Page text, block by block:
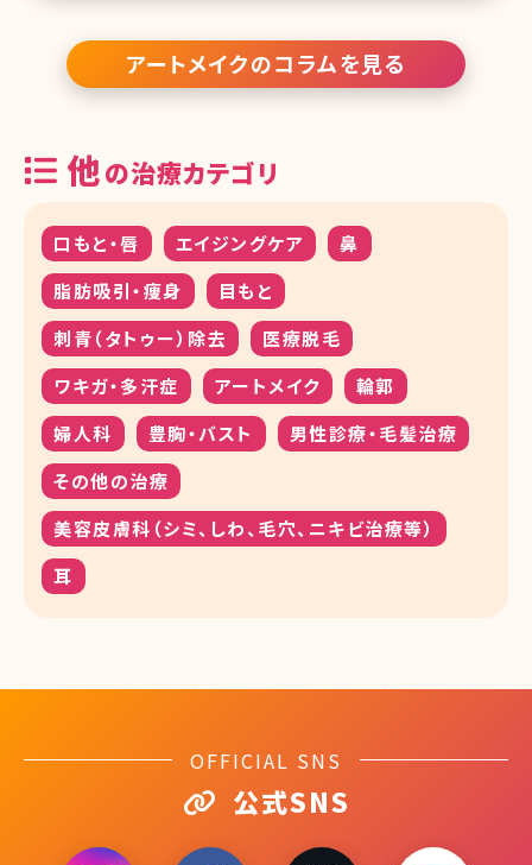
アートメイクのコラムを見る
他の治療カテゴリ
口もと・唇 エイジングケア
鼻
脂肪吸引・痩身
目もと
刺青（タトゥー）除去
医療脱毛
ワキガ・多汗症
アートメイク
輪郭
婦人科
豊胸・バスト
男性診療・毛髪治療
その他の治療
美容皮膚科（シミ、しわ、毛穴、ニキビ治療等）
耳
OFFICIAL SNS
公式SNS